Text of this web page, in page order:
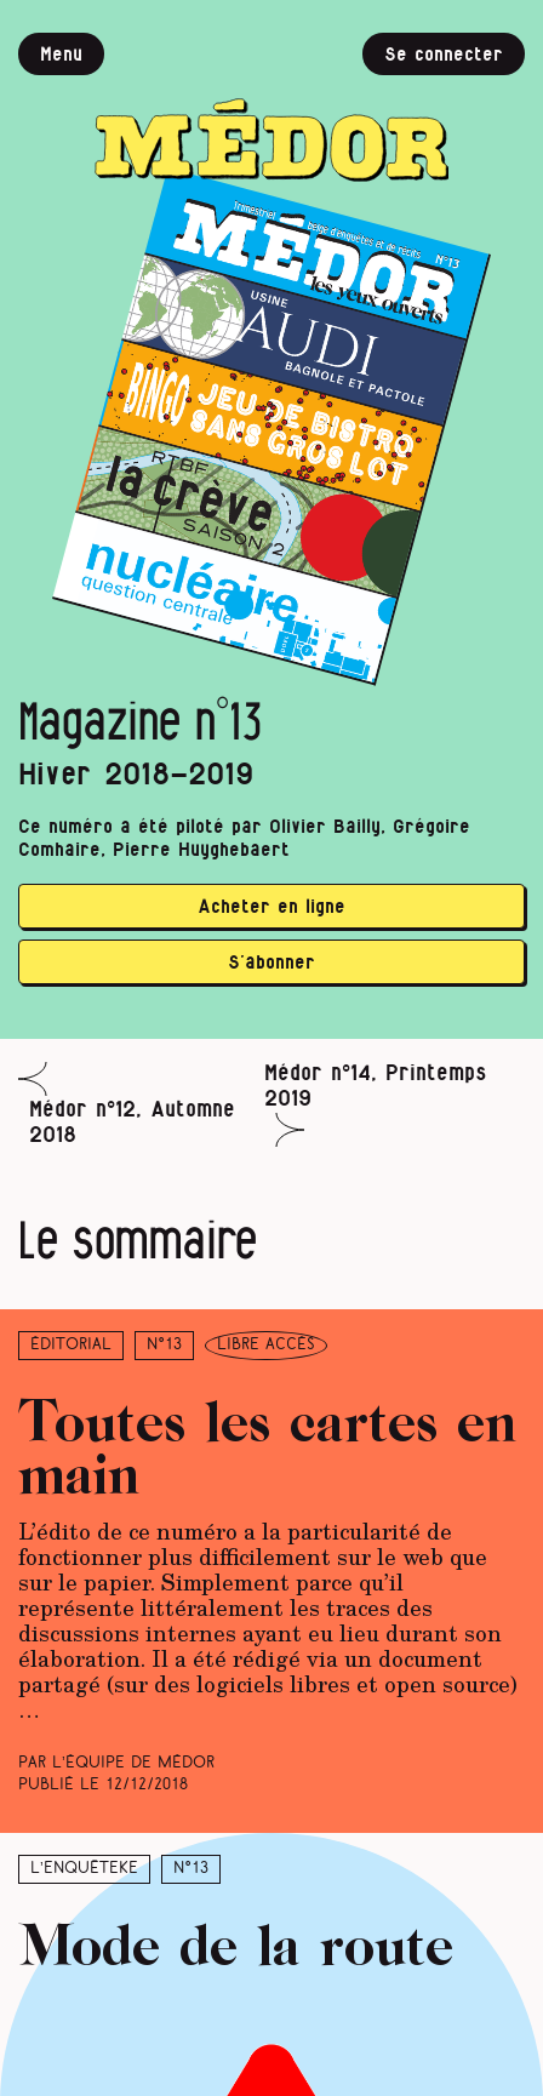
Menu Se connecter
Magazine n°13
Hiver 2018-2019
Ce numéro a été piloté par Olivier Bailly, Grégoire
Comhaire, Pierre Huyghebaert
Acheter en ligne
S’abonner
Médor n°12, Automne
2018
Médor n°14, Printemps
2019
Le sommaire
Éditorial N°13 libre accès
Toutes les cartes en
main
L’édito de ce numéro a la particularité de
fonctionner plus difficilement sur le web que
sur le papier. Simplement parce qu’il
représente littéralement les traces des
discussions internes ayant eu lieu durant son
élaboration. Il a été rédigé via un document
partagé (sur des logiciels libres et open source)
…
Par L’équipe de Médor
Publié le
12/12/2018
L’enquêteke N°13
Mode de la route